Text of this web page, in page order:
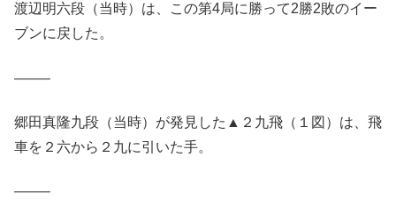
渡辺明六段（当時）は、この第4局に勝って2勝2敗のイー
ブンに戻した。
——–
郷田真隆九段（当時）が発見した▲２九飛（１図）は、飛
車を２六から２九に引いた手。
——–